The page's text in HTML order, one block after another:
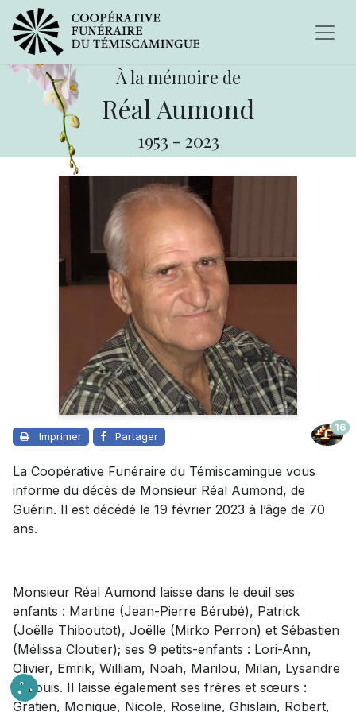
À la mémoire de
Réal Aumond
1953 - 2023
Imprimer Partager
16
La Coopérative Funéraire du Témiscamingue vous
informe du décès de Monsieur Réal Aumond, de
Guérin. Il est décédé le 19 février 2023 à l’âge de 70
ans.
Monsieur Réal Aumond laisse dans le deuil ses
enfants : Martine (Jean-Pierre Bérubé), Patrick
(Joëlle Thiboutot), Joëlle (Mirko Perron) et Sébastien
(Mélissa Cloutier); ses 9 petits-enfants : Lori-Ann,
Olivier, Emrik, William, Noah, Marilou, Milan, Lysandre
et Louis. Il laisse également ses frères et sœurs :
Gratien, Monique, Nicole, Roseline, Ghislain, Robert,